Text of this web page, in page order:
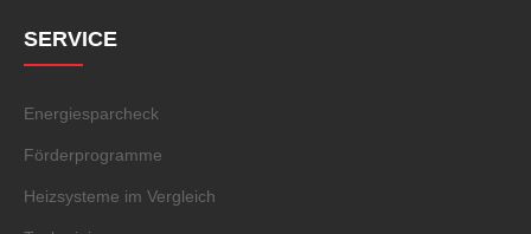
SERVICE
Energiesparcheck
Förderprogramme
Heizsysteme im Vergleich